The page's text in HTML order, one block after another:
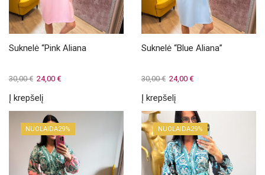
Suknelė “Pink Aliana
30,00€ Original
was:
30,00 €.
24,00 €Current
24,00 €.
Į krepšelį
Suknelė “Blue Aliana”
30,00€ Original
was:
30,00 €.
24,00 €Current
24,00 €.
Į krepšelį
NUOLAIDA29% NUOLAIDA29%